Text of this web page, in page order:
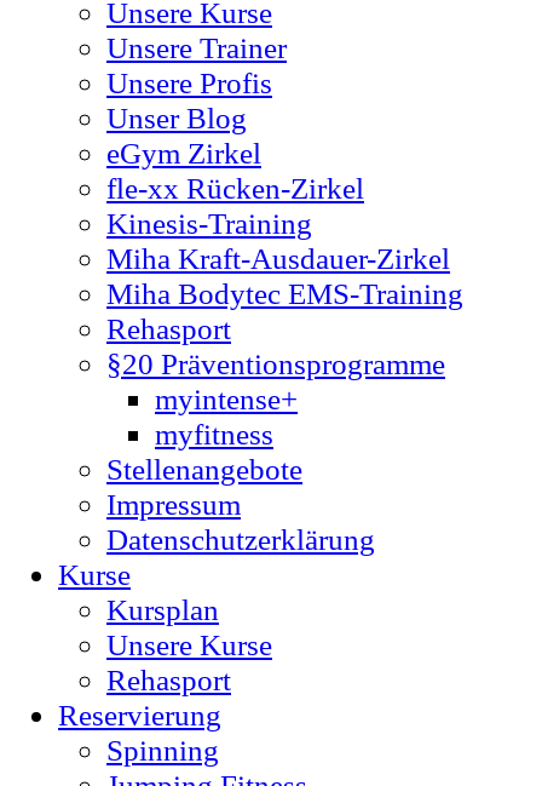
Unsere Kurse
Unsere Trainer
Unsere Profis
Unser Blog
eGym Zirkel
fle-xx Rücken-Zirkel
Kinesis-Training
Miha Kraft-Ausdauer-Zirkel
Miha Bodytec EMS-Training
Rehasport
§20 Präventionsprogramme
myintense+
myfitness
Stellenangebote
Impressum
Datenschutzerklärung
Kurse
Kursplan
Unsere Kurse
Rehasport
Reservierung
Spinning